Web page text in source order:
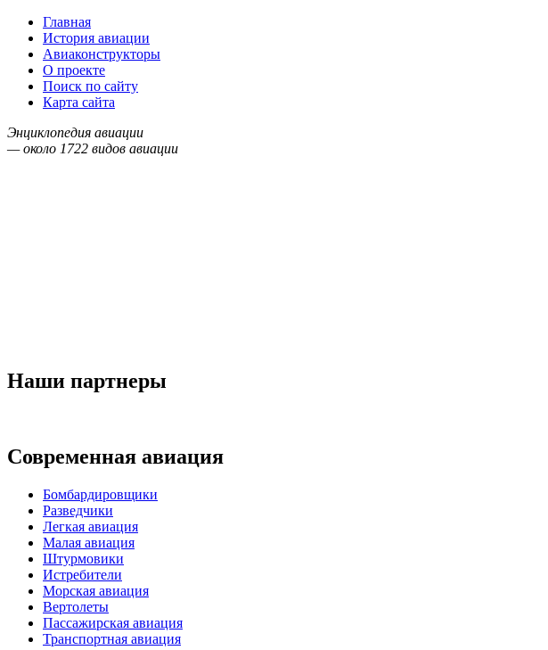
Главная
История авиации
Авиаконструкторы
О проекте
Поиск по сайту
Карта сайта
Энциклопедия авиации
— около 1722 видов авиации
Наши партнеры
Современная авиация
Бомбардировщики
Разведчики
Легкая авиация
Малая авиация
Штурмовики
Истребители
Морская авиация
Вертолеты
Пассажирская авиация
Транспортная авиация